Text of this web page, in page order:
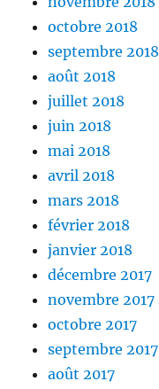
octobre 2018
septembre 2018
août 2018
juillet 2018
juin 2018
mai 2018
avril 2018
mars 2018
février 2018
janvier 2018
décembre 2017
novembre 2017
octobre 2017
septembre 2017
août 2017